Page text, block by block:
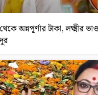
অন্নপূর্ণার টাকা, লক্ষ্মীর